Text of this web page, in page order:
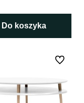
Do koszyka
Do